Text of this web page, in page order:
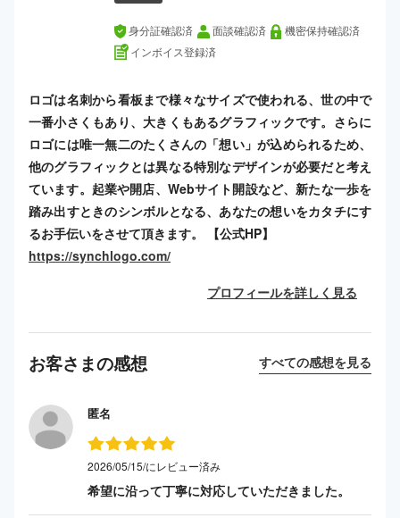
身分証確認済 面談確認済
機密保持確認済
インボイス登録済
ロゴは名刺から看板まで様々なサイズで使われる、世の中で
一番小さくもあり、大きくもあるグラフィックです。さらに
ロゴには唯一無二のたくさんの「想い」が込められるため、
他のグラフィックとは異なる特別なデザインが必要だと考え
ています。起業や開店、Webサイト開設など、新たな一歩を
踏み出すときのシンボルとなる、あなたの想いをカタチにす
るお手伝いをさせて頂きます。 【公式HP】
https://synchlogo.com/
プロフィールを詳しく見る
お客さまの感想 すべての感想を見る
匿名
2026/05/15/にレビュー済み
希望に沿って丁寧に対応していただきました。